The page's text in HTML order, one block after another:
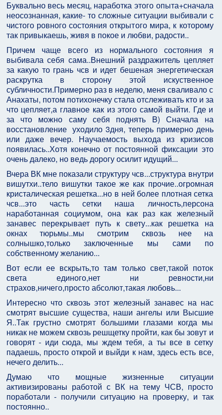
Буквально весь месяц, наработка этого опыта+сначала
неосознанная, какие- то сложные ситуации выбивали с
чистого ровного состояния открытого мира, к которому
так привыкаешь, живя в покое и любви, радости..
Причем чаще всего из нормального состояния я
выбивала себя сама..Внешний раздражитель цепляет
за какую то грань чсв и идет бешеная энергетическая
раскрутка в сторону этой искуственное
субличности.Примерно раз в неделю, меня сваливало с
Анахаты, потом потихонечку стала отслеживать кто и за
что цепляет,а главное как из этого самой выйти. Где и
за что можно саму себя поднять B) Сначала на
восстановление уходило 3дня, теперь примерно день
или даже вечер. Научаемость выхода из кризисов
появилась..Хотя конечно от постоянной фиксации это
очень далеко, но ведь дорогу осилит идущий...
Вчера ВК мне показали структуру чсв...структура внутри
вишутхи..тело вишутки такое же как прочие..огромная
кристалическая решетка...но в ней более плотная сетка
чсв...это часть сетки наша личность,персона
наработанная социумом, она как раз как железный
занавес перекрывает путь к свету...как решетка на
окнах тюрьмы..мы смотрим сквозь нее на
солнышко,только заключенные мы сами по
собственному желанию...
Вот если ее вскрыть,то там только свет,такой поток
света единого,нет ни ревности,ни
страхов,ничего,просто абсолют,такая любовь...
Интересно что сквозь этот железный занавес на нас
смотрят высшие существа, наши ангелы или Высшие
Я..Так грустно смотрят большими глазами когда мы
никак не можем сквозь решщетку пройти, как бы зовут и
говорят - иди сюда, мы ждем тебя, а ты все в сетку
падаешь, просто открой и выйди к нам, здесь есть все,
нечего делить...
Думаю что мощные жизненные ситуации
активизированы работой с ВК на тему ЧСВ, просто
поработали - получили ситуацию на проверку, и так
постоянно..